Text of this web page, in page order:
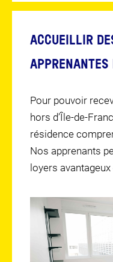
ACCUEILLIR
APPRENANTES
Pour pouvoir
hors d’Île-de-
résidence
Nos apprenants
loyers